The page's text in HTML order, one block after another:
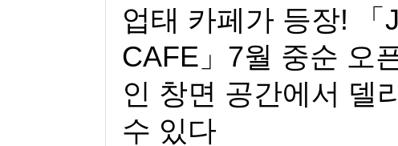
업태 카페가 등장! 「
CAFE」7월 중순 오
인 창면 공간에서 델
수 있다